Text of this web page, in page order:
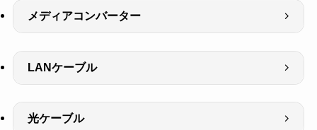
メディアコンバーター
LANケーブル
光ケーブル